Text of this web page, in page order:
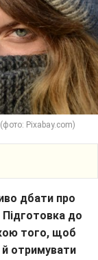
Pixabay.com)
дбати про
до
того, щоб
й отримувати